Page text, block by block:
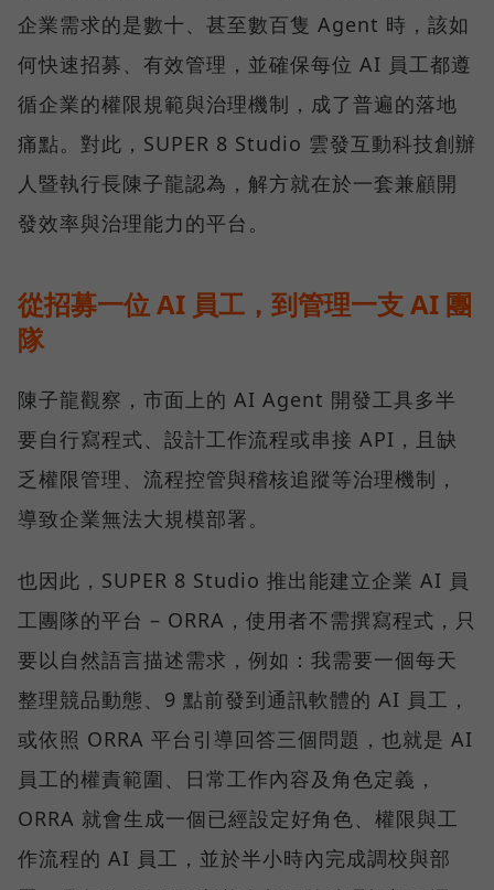
企業需求的是數十、甚至數百隻 Agent 時，該如
何快速招募、有效管理，並確保每位 AI 員工都遵
循企業的權限規範與治理機制，成了普遍的落地
痛點。對此，SUPER 8 Studio 雲發互動科技創辦
人暨執行長陳子龍認為，解方就在於一套兼顧開
發效率與治理能力的平台。
從招募一位 AI 員工，到管理一支 AI 團
隊
陳子龍觀察，市面上的 AI Agent 開發工具多半
要自行寫程式、設計工作流程或串接 API，且缺
乏權限管理、流程控管與稽核追蹤等治理機制，
導致企業無法大規模部署。
也因此，SUPER 8 Studio 推出能建立企業 AI 員
工團隊的平台 – ORRA，使用者不需撰寫程式，只
要以自然語言描述需求，例如：我需要一個每天
整理競品動態、9 點前發到通訊軟體的 AI 員工，
或依照 ORRA 平台引導回答三個問題，也就是 AI
員工的權責範圍、日常工作內容及角色定義，
ORRA 就會生成一個已經設定好角色、權限與工
作流程的 AI 員工，並於半小時內完成調校與部